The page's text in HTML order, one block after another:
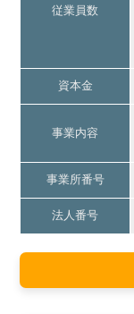
従業員数
資本金
事業内容
事業所番号
法人番号